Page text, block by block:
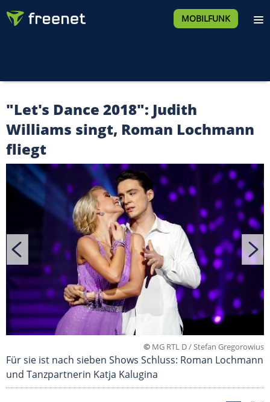
MOBILFUNK
"Let's Dance 2018": Judith
Williams singt, Roman Lochmann
fliegt
© MG RTL D / Stefan Gregorowius
Für sie ist nach sieben Shows Schluss: Roman Lochmann
und Tanzpartnerin Katja Kalugina